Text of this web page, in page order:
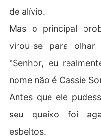
de alívio.
Mas o principal
virou-se para
"Senhor, eu
nome não é Cassie
Antes que ele
seu queixo foi
esbeltos.